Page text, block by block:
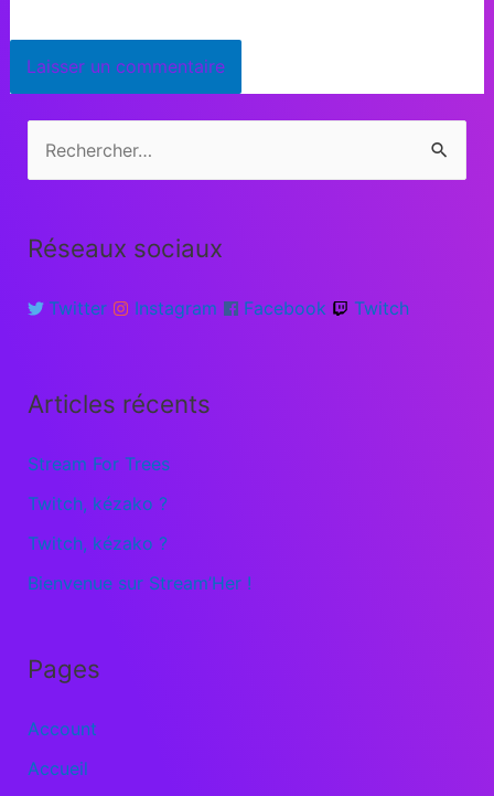
Réseaux sociaux
Twitter Instagram Facebook Twitch
Articles récents
Stream For Trees
Twitch, kézako ?
Twitch, kézako ?
Bienvenue sur Stream’Her !
Pages
Account
Accueil